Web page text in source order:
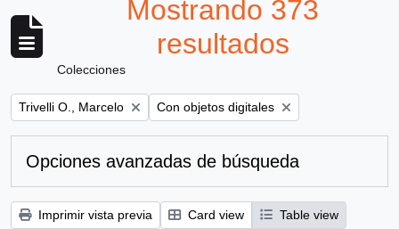
Mostrando 373
resultados
Colecciones
Remove filter:
Trivelli O., Marcelo Remove filter:
Con objetos digitales
Opciones avanzadas de búsqueda
Imprimir vista previa Card view
Table view